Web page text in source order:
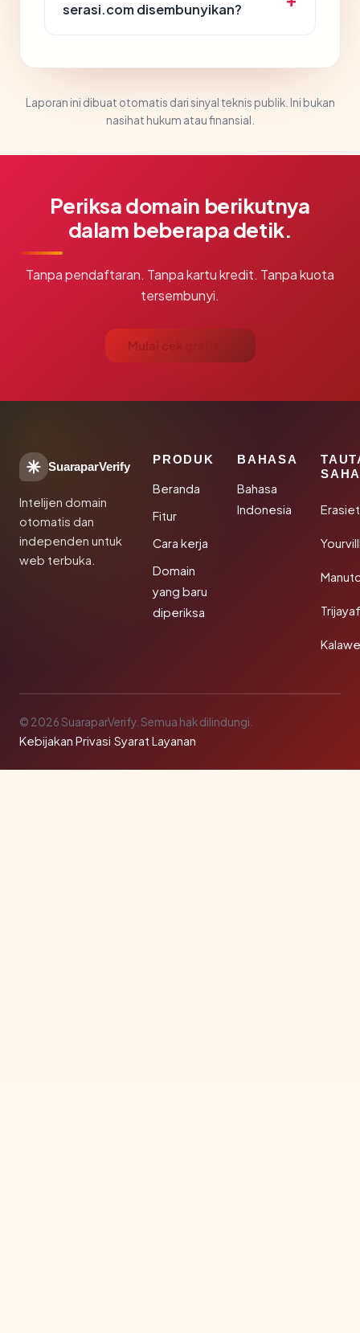
serasi.com disembunyikan?
Laporan ini dibuat otomatis dari sinyal teknis publik. Ini bukan
nasihat hukum atau finansial.
Periksa domain berikutnya
dalam beberapa detik.
Tanpa pendaftaran. Tanpa kartu kredit. Tanpa kuota
tersembunyi.
Mulai cek gratis →
SuaraparVerify
Intelijen domain
otomatis dan
independen untuk
web terbuka.
PRODUK
Beranda
Fitur
Cara kerja
Domain
yang baru
diperiksa
BAHASA
Bahasa
Indonesia
© 2026 SuaraparVerify. Semua hak dilindungi.
Kebijakan Privasi·Syarat Layanan